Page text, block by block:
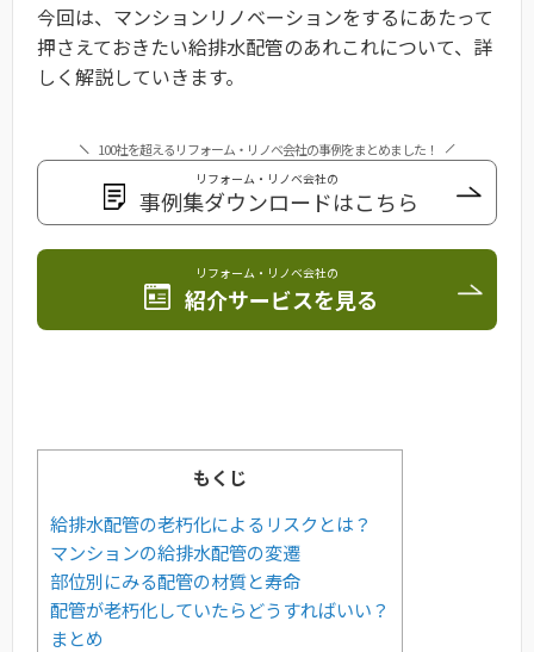
今回は、マンションリノベーションをするにあたって
押さえておきたい給排水配管のあれこれについて、詳
しく解説していきます。
100社を超えるリフォーム・リノベ会社の事例をまとめました！
リフォーム・リノベ会社の
事例集ダウンロードはこちら
リフォーム・リノベ会社の
紹介サービスを見る
もくじ
給排水配管の老朽化によるリスクとは？
マンションの給排水配管の変遷
部位別にみる配管の材質と寿命
配管が老朽化していたらどうすればいい？
まとめ